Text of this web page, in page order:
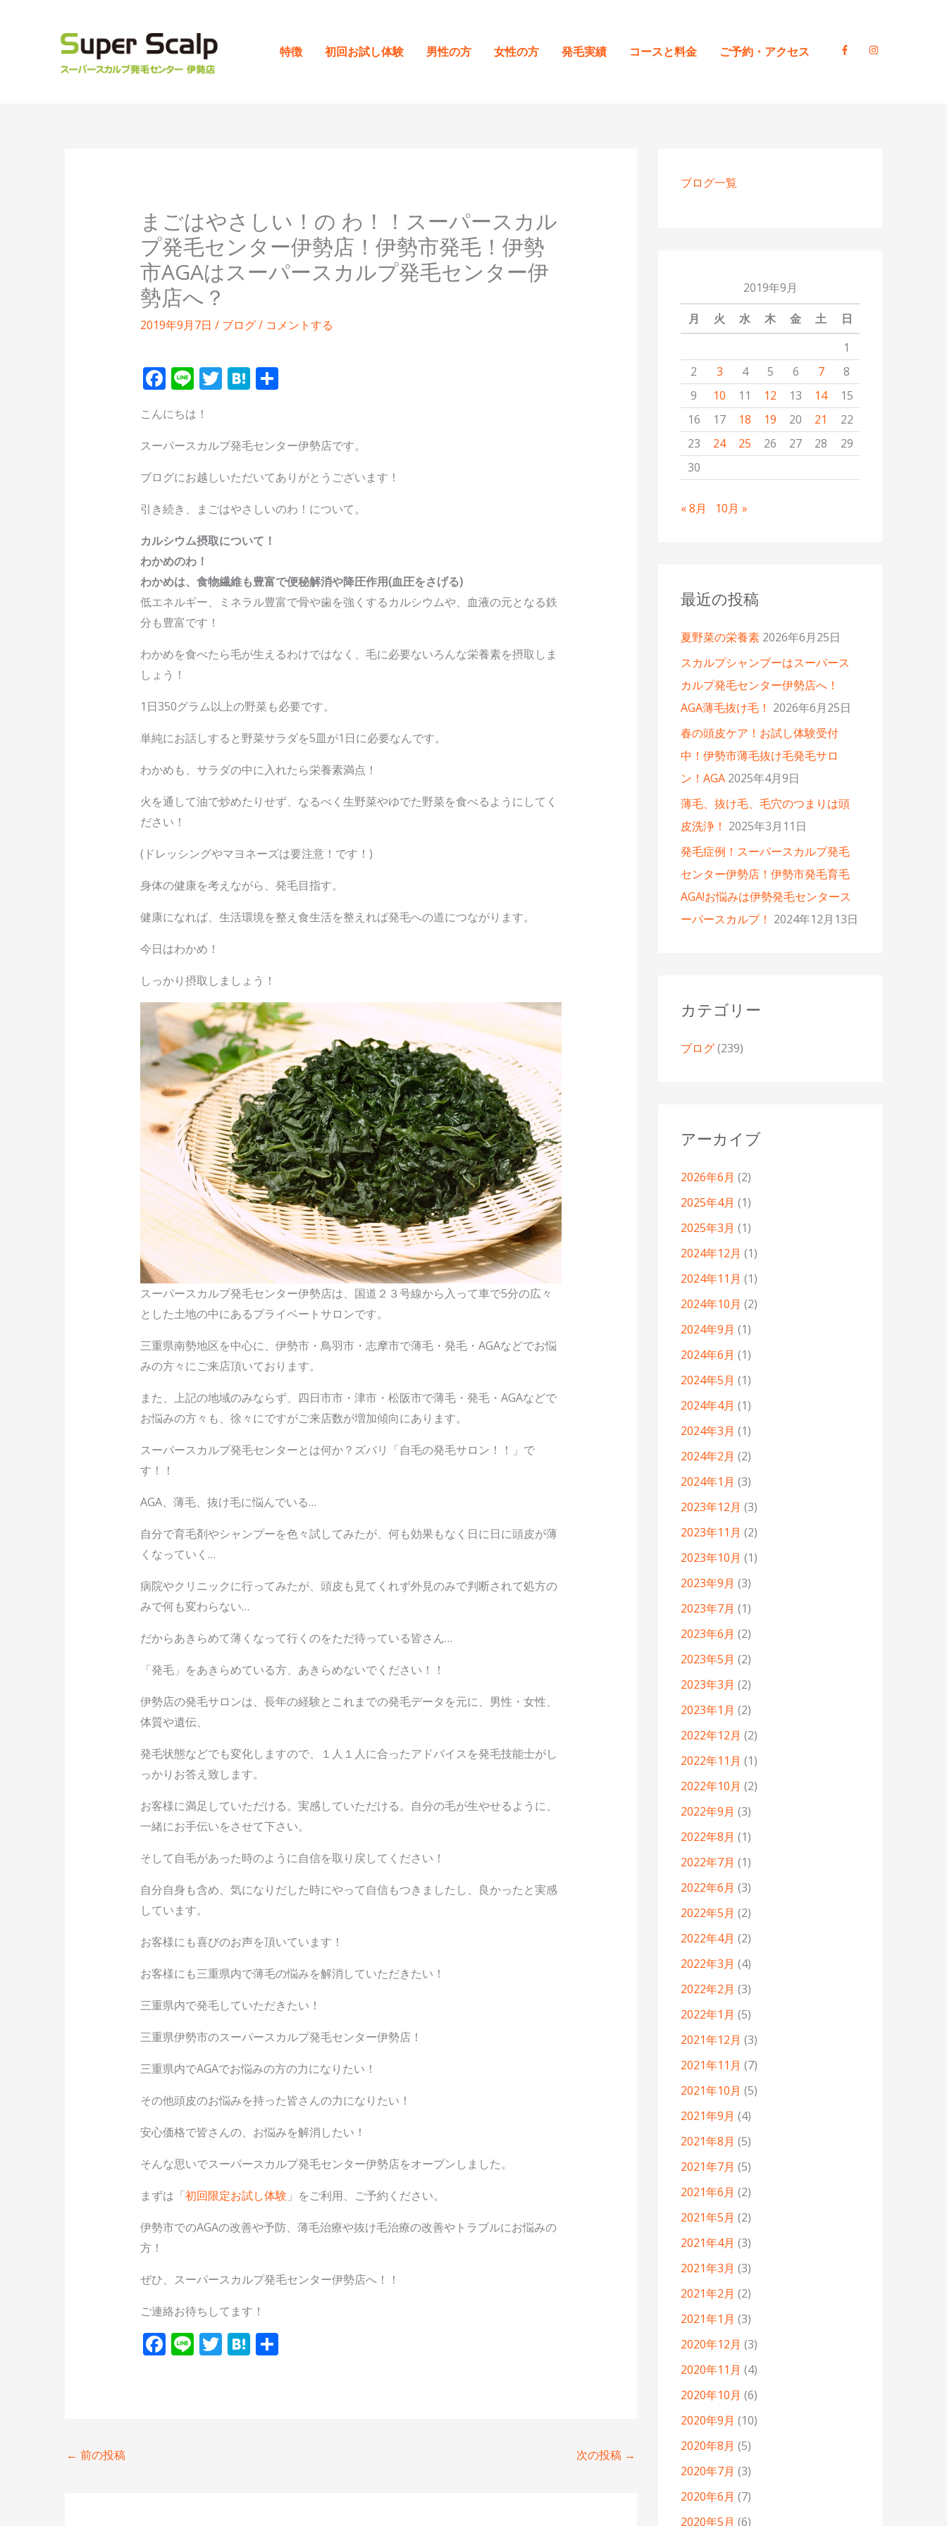
特徴 初回お試し体験 男性の方 女性の方 発毛実績 コースと料金 ご予約・アクセス
まごはやさしい！の わ！！スーパースカル
プ発毛センター伊勢店！伊勢市発毛！伊勢
市AGAはスーパースカルプ発毛センター伊
勢店へ？
2019年9月7日 / ブログ/ コメントする
F
e
b
o
o
k
Li
e
T
er
H
n
a
共
こんにちは！
スーパースカルプ発毛センター伊勢店です。
ブログにお越しいただいてありがとうございます！
引き続き、まごはやさしいのわ！について。
カルシウム摂取について！
わかめのわ！
わかめは、食物繊維も豊富で便秘解消や降圧作用(血圧をさげる)
低エネルギー、ミネラル豊富で骨や歯を強くするカルシウムや、血液の元となる鉄
分も豊富です！
わかめを食べたら毛が生えるわけではなく、毛に必要ないろんな栄養素を摂取しま
しょう！
1日350グラム以上の野菜も必要です。
単純にお話しすると野菜サラダを5皿が1日に必要なんです。
わかめも、サラダの中に入れたら栄養素満点！
火を通して油で炒めたりせず、なるべく生野菜やゆでた野菜を食べるようにしてく
ださい！
(ドレッシングやマヨネーズは要注意！です！)
身体の健康を考えながら、発毛目指す。
健康になれば、生活環境を整え食生活を整えれば発毛への道につながります。
今日はわかめ！
しっかり摂取しましょう！
スーパースカルプ発毛センター伊勢店は、国道２３号線から入って車で5分の広々
とした土地の中にあるプライベートサロンです。
三重県南勢地区を中心に、伊勢市・鳥羽市・志摩市で薄毛・発毛・AGAなどでお悩
みの方々にご来店頂いております。
また、上記の地域のみならず、四日市市・津市・松阪市で薄毛・発毛・AGAなどで
お悩みの方々も、徐々にですがご来店数が増加傾向にあります。
スーパースカルプ発毛センターとは何か？ズバリ「自毛の発毛サロン！！」で
す！！
AGA、薄毛、抜け毛に悩んでいる…
自分で育毛剤やシャンプーを色々試してみたが、何も効果もなく日に日に頭皮が薄
くなっていく…
病院やクリニックに行ってみたが、頭皮も見てくれず外見のみで判断されて処方の
みで何も変わらない…
だからあきらめて薄くなって行くのをただ待っている皆さん…
「発毛」をあきらめている方、あきらめないでください！！
伊勢店の発毛サロンは、長年の経験とこれまでの発毛データを元に、男性・女性、
体質や遺伝、
発毛状態などでも変化しますので、１人１人に合ったアドバイスを発毛技能士がし
っかりお答え致します。
お客様に満足していただける。実感していただける。自分の毛が生やせるように、
一緒にお手伝いをさせて下さい。
そして自毛があった時のように自信を取り戻してください！
自分自身も含め、気になりだした時にやって自信もつきましたし、良かったと実感
しています。
お客様にも喜びのお声を頂いています！
お客様にも三重県内で薄毛の悩みを解消していただきたい！
三重県内で発毛していただきたい！
三重県伊勢市のスーパースカルプ発毛センター伊勢店！
三重県内でAGAでお悩みの方の力になりたい！
その他頭皮のお悩みを持った皆さんの力になりたい！
安心価格で皆さんの、お悩みを解消したい！
そんな思いでスーパースカルプ発毛センター伊勢店をオープンしました。
まずは「初回限定お試し体験 」をご利用、ご予約ください。
伊勢市でのAGAの改善や予防、薄毛治療や抜け毛治療の改善やトラブルにお悩みの
方！
ぜひ、スーパースカルプ発毛センター伊勢店へ！！
ご連絡お待ちしてます！
F Li T H 共
← 前の投稿 次の投稿 →
ブログ一覧
2019年9月
月
火 水 木 金 土
日
1
2
3 4 5 6 7
8
9
10 11 12 13 14
15
16
17 18 19 20 21
22
23
24 25 26 27 28
29
30
« 8月 10月 »
最近の投稿
夏野菜の栄養素 2026年6月25日
スカルプシャンプーはスーパース
カルプ発毛センター伊勢店へ！
AGA薄毛抜け毛！ 2026年6月25日
春の頭皮ケア！お試し体験受付
中！伊勢市薄毛抜け毛発毛サロ
ン！AGA 2025年4月9日
薄毛、抜け毛、毛穴のつまりは頭
皮洗浄！ 2025年3月11日
発毛症例！スーパースカルプ発毛
センター伊勢店！伊勢市発毛育毛
AGA!お悩みは伊勢発毛センタース
ーパースカルプ！ 2024年12月13日
カテゴリー
ブログ(239)
アーカイブ
2026年6月 (2)
2025年4月 (1)
2025年3月 (1)
2024年12月 (1)
2024年11月 (1)
2024年10月 (2)
2024年9月 (1)
2024年6月 (1)
2024年5月 (1)
2024年4月 (1)
2024年3月 (1)
2024年2月 (2)
2024年1月 (3)
2023年12月 (3)
2023年11月 (2)
2023年10月 (1)
2023年9月 (3)
2023年7月 (1)
2023年6月 (2)
2023年5月 (2)
2023年3月 (2)
2023年1月 (2)
2022年12月 (2)
2022年11月 (1)
2022年10月 (2)
2022年9月 (3)
2022年8月 (1)
2022年7月 (1)
2022年6月 (3)
2022年5月 (2)
2022年4月 (2)
2022年3月 (4)
2022年2月 (3)
2022年1月 (5)
2021年12月 (3)
2021年11月 (7)
2021年10月 (5)
2021年9月 (4)
2021年8月 (5)
2021年7月 (5)
2021年6月 (2)
2021年5月 (2)
2021年4月 (3)
2021年3月 (3)
2021年2月 (2)
2021年1月 (3)
2020年12月 (3)
2020年11月 (4)
2020年10月 (6)
2020年9月 (10)
2020年8月 (5)
2020年7月 (3)
2020年6月 (7)
2020年5月 (6)